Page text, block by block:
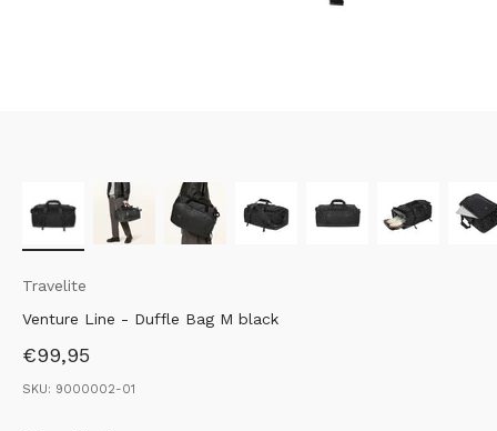
Travelite
Venture Line - Duffle Bag M black
Aanbiedingsprijs
€99,95
SKU: 9000002-01